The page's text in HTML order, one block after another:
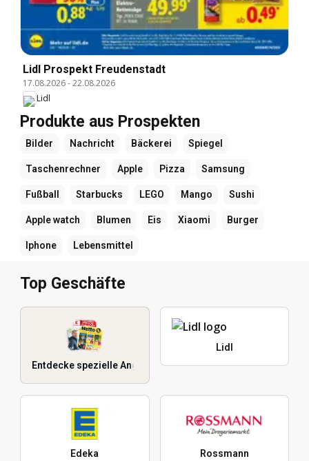
Lidl Prospekt Freudenstadt
17.08.2026-22.08.2026
Lidl
Produkte aus Prospekten
Bilder Nachricht Bäckerei Spiegel
Taschenrechner Apple Pizza Samsung
Fußball Starbucks LEGO Mango Sushi
Apple watch Blumen Eis Xiaomi Burger
Iphone Lebensmittel
Top Geschäfte
Entdecke spezielle Angebote
Lidl
Edeka Rossmann